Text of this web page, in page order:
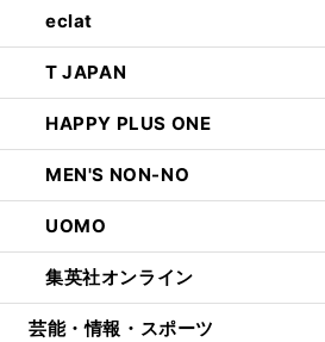
eclat
T JAPAN
HAPPY PLUS ONE
MEN'S NON-NO
UOMO
集英社オンライン
芸能・情報・スポーツ